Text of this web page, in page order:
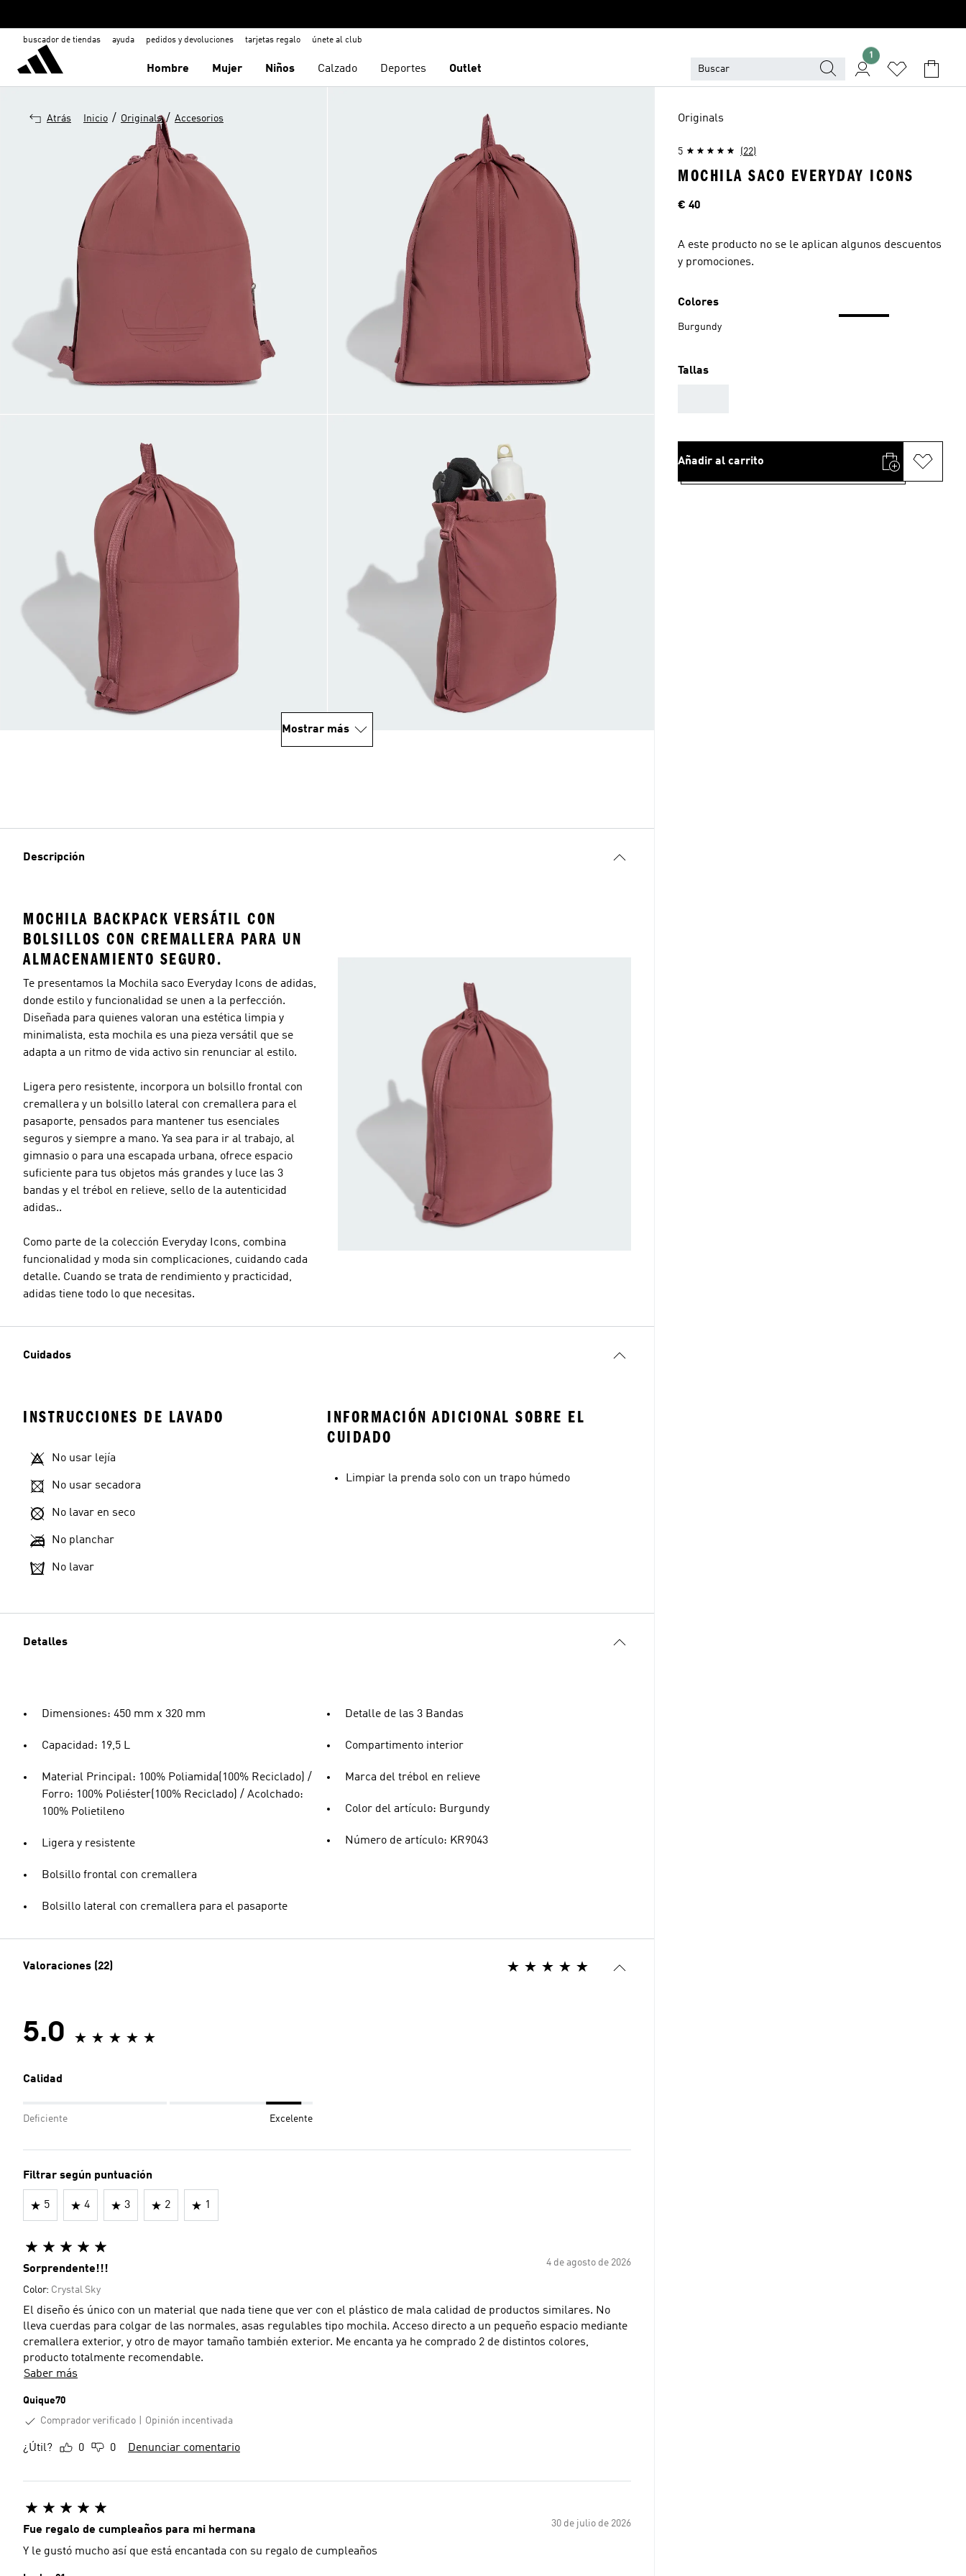
buscador de tiendas ayuda pedidos y devoluciones tarjetas regalo únete al club
Hombre Mujer Niños Calzado Deportes Outlet
1
Atrás Inicio / Originals / Accesorios
Mostrar más
Descripción
MOCHILA BACKPACK VERSÁTIL CON
BOLSILLOS CON CREMALLERA PARA UN
ALMACENAMIENTO SEGURO.
Te presentamos la Mochila saco Everyday Icons de adidas,
donde estilo y funcionalidad se unen a la perfección.
Diseñada para quienes valoran una estética limpia y
minimalista, esta mochila es una pieza versátil que se
adapta a un ritmo de vida activo sin renunciar al estilo.
Ligera pero resistente, incorpora un bolsillo frontal con
cremallera y un bolsillo lateral con cremallera para el
pasaporte, pensados para mantener tus esenciales
seguros y siempre a mano. Ya sea para ir al trabajo, al
gimnasio o para una escapada urbana, ofrece espacio
suficiente para tus objetos más grandes y luce las 3
bandas y el trébol en relieve, sello de la autenticidad
adidas..
Como parte de la colección Everyday Icons, combina
funcionalidad y moda sin complicaciones, cuidando cada
detalle. Cuando se trata de rendimiento y practicidad,
adidas tiene todo lo que necesitas.
Cuidados
INSTRUCCIONES DE LAVADO
No usar lejía
No usar secadora
No lavar en seco
No planchar
No lavar
INFORMACIÓN ADICIONAL SOBRE EL
CUIDADO
Limpiar la prenda solo con un trapo húmedo
Detalles
Dimensiones: 450 mm x 320 mm
Capacidad: 19,5 L
Material Principal: 100% Poliamida(100% Reciclado) /
Forro: 100% Poliéster(100% Reciclado) / Acolchado:
100% Polietileno
Ligera y resistente
Bolsillo frontal con cremallera
Bolsillo lateral con cremallera para el pasaporte
Detalle de las 3 Bandas
Compartimento interior
Marca del trébol en relieve
Color del artículo: Burgundy
Número de artículo: KR9043
Valoraciones (22)
5.0
Calidad
Deficiente Excelente
Filtrar según puntuación
5 4 3 2 1
4 de agosto de 2026
Sorprendente!!!
Color: Crystal Sky
El diseño és único con un material que nada tiene que ver con el plástico de mala calidad de productos similares. No
lleva cuerdas para colgar de las normales, asas regulables tipo mochila. Acceso directo a un pequeño espacio mediante
cremallera exterior, y otro de mayor tamaño también exterior. Me encanta ya he comprado 2 de distintos colores,
producto totalmente recomendable.
Saber más
Quique70
Comprador verificado
Opinión incentivada
¿Útil? 0 0 Denunciar comentario
30 de julio de 2026
Fue regalo de cumpleaños para mi hermana
Y le gustó mucho así que está encantada con su regalo de cumpleaños
Originals
5 (22)
MOCHILA SACO EVERYDAY ICONS
Precio
€ 40
A este producto no se le aplican algunos descuentos
y promociones.
Colores
Burgundy
Tallas
Añadir al carrito